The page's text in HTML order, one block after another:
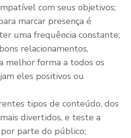
com seus objetivos;
marcar presença é
uma frequência constante;
relacionamentos,
melhor forma a todos os
eles positivos ou
tipos de conteúdo, dos
divertidos, e teste a
parte do público;